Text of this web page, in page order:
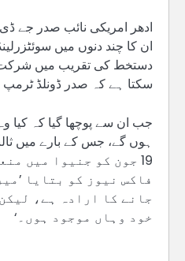
ادھر امریکی نائب صدر جے ڈی
ان کا چند دنوں میں
دستخط کی تقریب میں شرکت
سکتا ہے کہ صدر ڈونلڈ ٹرمپ
جب ان سے پوچھا گیا کہ
ہوں گے، جس کے بارے میں
19 جون کو جنیوا میں
فاکس نیوز کو بتایا
جانے کا ارادہ ہے،
خود وہاں موجود ہوں۔‘